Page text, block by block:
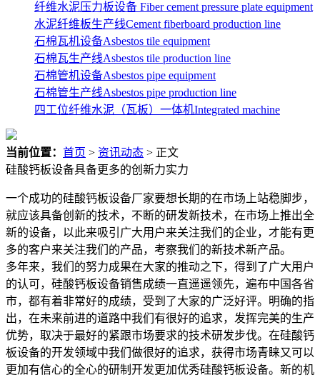
纤维水泥压力板设备 Fiber cement pressure plate equipment
水泥纤维板生产线Cement fiberboard production line
石棉瓦机设备Asbestos tile equipment
石棉瓦生产线Asbestos tile production line
石棉管机设备Asbestos pipe equipment
石棉管生产线Asbestos pipe production line
四工位纤维水泥（瓦板）一体机Integrated machine
当前位置： 首页 > 资讯动态 > 正文
硅酸钙板设备具备更多的创新力实力
一个成功的硅酸钙板设备厂家要想长期的在市场上站稳脚步，
就应该具备创新的技术，不断的研发新技术，在市场上推出全
新的设备，以此来吸引广大用户来关注我们的企业，才能有更
多的客户来关注我们的产品，考察我们的新技术新产品。
多年来，我们的努力成果在大家的推动之下，得到了广大用户
的认可，硅酸钙板设备销售成绩一直遥遥领先，遍布中国各省
市，都有着非常好的成绩，受到了大家的广泛好评。明确的指
出，在未来前进的道路中我们有很好的追求，发挥完美的生产
优势，取决于最好的紧跟市场要求的技术研发步伐。在硅酸钙
板设备的开发领域中我们做很好的追求，获得市场青睐又可以
更加有信心的全心的研制开发更加优秀硅酸钙板设备。新的机